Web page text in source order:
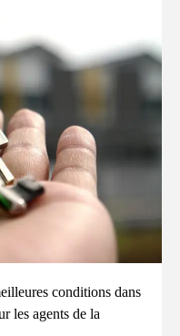
conditions dans
les agents de la